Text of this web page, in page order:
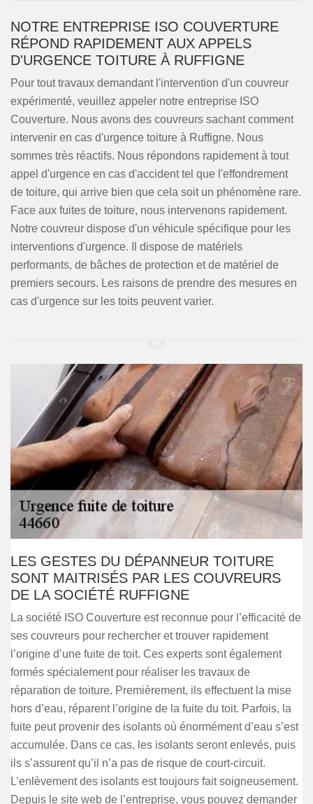
NOTRE ENTREPRISE ISO COUVERTURE
RÉPOND RAPIDEMENT AUX APPELS
D'URGENCE TOITURE À RUFFIGNE
Pour tout travaux demandant l'intervention d'un couvreur
expérimenté, veuillez appeler notre entreprise ISO
Couverture. Nous avons des couvreurs sachant comment
intervenir en cas d'urgence toiture à Ruffigne. Nous
sommes très réactifs. Nous répondons rapidement à tout
appel d'urgence en cas d'accident tel que l'effondrement
de toiture, qui arrive bien que cela soit un phénomène rare.
Face aux fuites de toiture, nous intervenons rapidement.
Notre couvreur dispose d'un véhicule spécifique pour les
interventions d'urgence. Il dispose de matériels
performants, de bâches de protection et de matériel de
premiers secours. Les raisons de prendre des mesures en
cas d'urgence sur les toits peuvent varier.
LES GESTES DU DÉPANNEUR TOITURE
SONT MAITRISÉS PAR LES COUVREURS
DE LA SOCIÉTÉ RUFFIGNE
La société ISO Couverture est reconnue pour l’efficacité de
ses couvreurs pour rechercher et trouver rapidement
l’origine d’une fuite de toit. Ces experts sont également
formés spécialement pour réaliser les travaux de
réparation de toiture. Premièrement, ils effectuent la mise
hors d’eau, réparent l’origine de la fuite du toit. Parfois, la
fuite peut provenir des isolants où énormément d’eau s’est
accumulée. Dans ce cas, les isolants seront enlevés, puis
ils s’assurent qu’il n’a pas de risque de court-circuit.
L’enlèvement des isolants est toujours fait soigneusement.
Depuis le site web de l’entreprise, vous pouvez demander